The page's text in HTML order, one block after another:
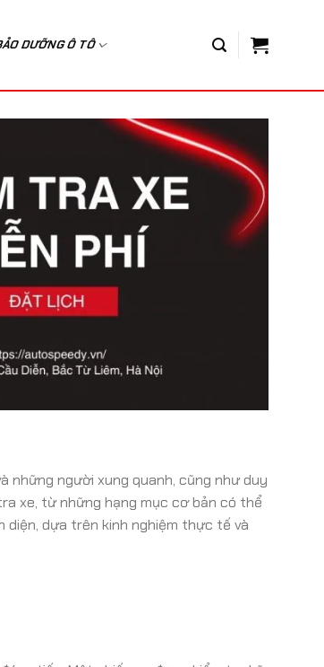
DƯỠNG Ô TÔ
những người xung quanh, cũng như duy
xe, từ những hạng mục cơ bản có thể
dựa trên kinh nghiệm thực tế và